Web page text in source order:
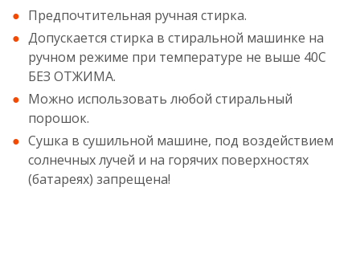
Предпочтительная ручная стирка.
Допускается стирка в стиральной машинке на
ручном режиме при температуре не выше 40C
БЕЗ ОТЖИМА.
Можно использовать любой стиральный
порошок.
Сушка в сушильной машине, под воздействием
солнечных лучей и на горячих поверхностях
(батареях) запрещена!